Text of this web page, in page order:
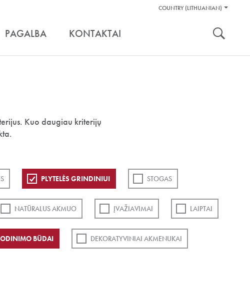
Pagalbos
COUNTRY (LITHUANIAN)
PAGALBA KONTAKTAI
Kuo daugiau kriterijų
PLYTELĖS GRINDINIUI STOGAS
NATŪRALUS AKMUO ĮVAŽIAVIMAI LAIPTAI
BŪDAI DEKORATYVINIAI AKMENUKAI